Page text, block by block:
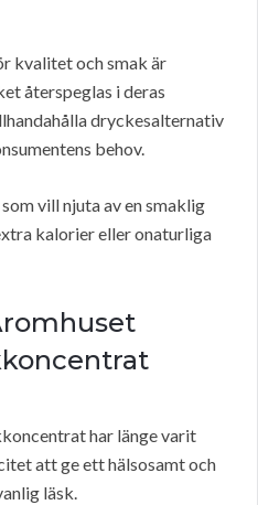
kvalitet och smak är
återspeglas i deras
dryckesalternativ
behov.
vill njuta av en smaklig
kalorier eller onaturliga
har länge varit
att ge ett hälsosamt och
läsk.